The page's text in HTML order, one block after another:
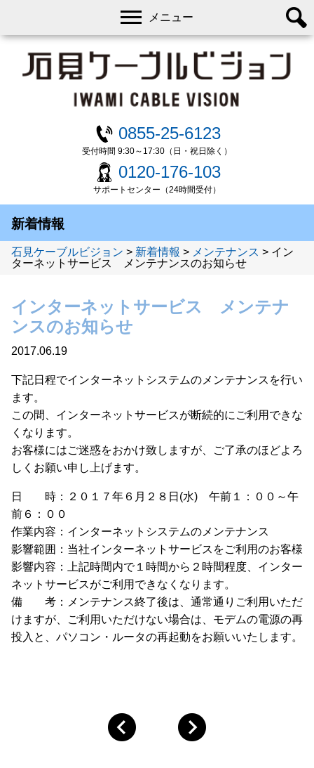
0855-25-6123
受付時間 9:30～17:30（日・祝日除く）
0120-176-103
サポートセンター（24時間受付）
メニュー
新着情報
石見ケーブルビジョン > 新着情報 > メンテナンス > イン
ターネットサービス メンテナンスのお知らせ
インターネットサービス メンテナ
ンスのお知らせ
2017.06.19
下記日程でインターネットシステムのメンテナンスを行い
ます。
この間、インターネットサービスが断続的にご利用できな
くなります。
お客様にはご迷惑をおかけ致しますが、ご了承のほどよろ
しくお願い申し上げます。
日 時：２０１７年６月２８日(水) 午前１：００～午
前６：００
作業内容：インターネットシステムのメンテナンス
影響範囲：当社インターネットサービスをご利用のお客様
影響内容：上記時間内で１時間から２時間程度、インター
ネットサービスがご利用できなくなります。
備 考：メンテナンス終了後は、通常通りご利用いただ
けますが、ご利用いただけない場合は、モデムの電源の再
投入と、パソコン・ルータの再起動をお願いいたします。